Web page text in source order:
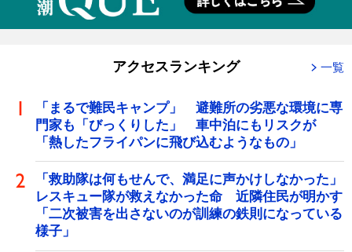
アクセスランキング 一覧
「まるで難民キャンプ」 避難所の劣悪な環境に専
門家も「びっくりした」 車中泊にもリスクが
「熱したフライパンに飛び込むようなもの」
「救助隊は何もせんで、満足に声かけしなかった」
レスキュー隊が救えなかった命 近隣住民が明かす
「二次被害を出さないのが訓練の鉄則になっている
様子」